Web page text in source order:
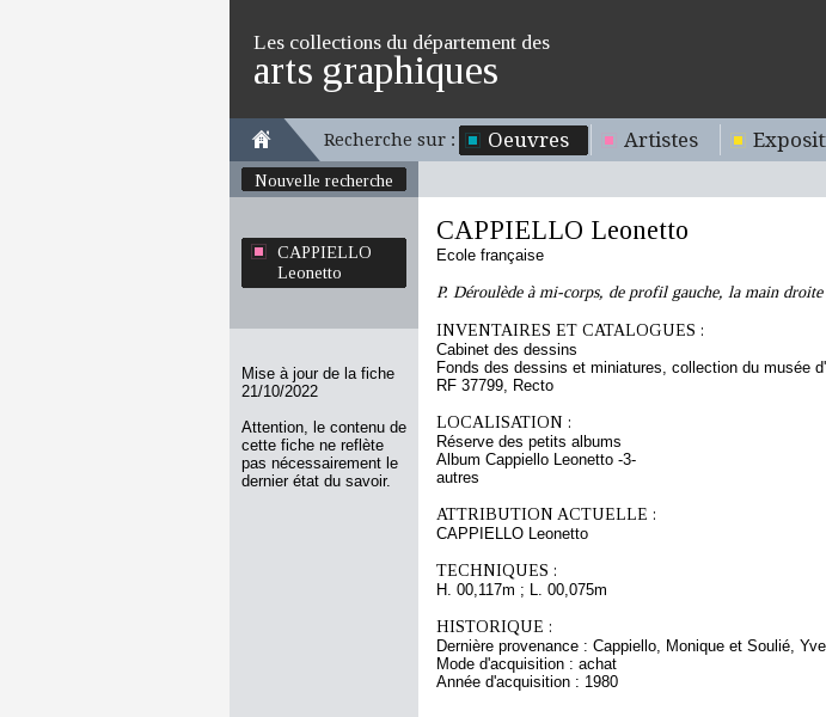
Les collections du département des
arts graphiques
Recherche sur : Oeuvres Artistes
Nouvelle recherche
CAPPIELLO
Leonetto
Mise à jour de la fiche
21/10/2022
Attention, le contenu de
cette fiche ne reflète
pas nécessairement le
dernier état du savoir.
CAPPIELLO Leonetto
Ecole française
P. Déroulède à mi-corps, de profil gauche, la main droite
INVENTAIRES ET CATALOGUES :
Cabinet des dessins
Fonds des dessins et miniatures, collection du musée
RF 37799, Recto
LOCALISATION :
Réserve des petits albums
Album Cappiello Leonetto -3-
autres
ATTRIBUTION ACTUELLE :
CAPPIELLO Leonetto
TECHNIQUES :
H. 00,117m ; L. 00,075m
HISTORIQUE :
Dernière provenance : Cappiello, Monique et Soulié,
Mode d'acquisition : achat
Année d'acquisition : 1980